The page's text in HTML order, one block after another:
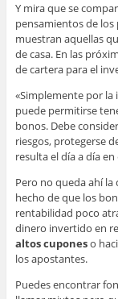
Y mira que se
pensamientos de los
muestran aquellas
de casa. En las
de cartera para el
«Simplemente por
puede permitirse
bonos. Debe
riesgos, protegerse
resulta el día a día
Pero no queda ahí
hecho de que los
rentabilidad poco
dinero invertido en
altos cuponeso
los apostantes.
Puedes encontrar